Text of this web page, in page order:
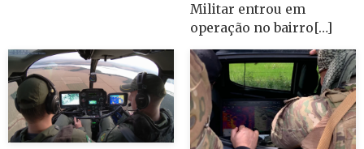
Militar entrou em
operação no bairro[…]